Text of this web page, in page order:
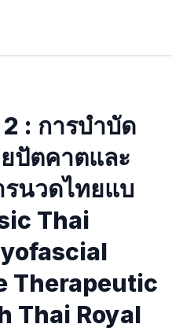
: การบําบัด
ปัตคาตและ
รนวดไทยแบ
Thai
Therapeutic
Thai Royal